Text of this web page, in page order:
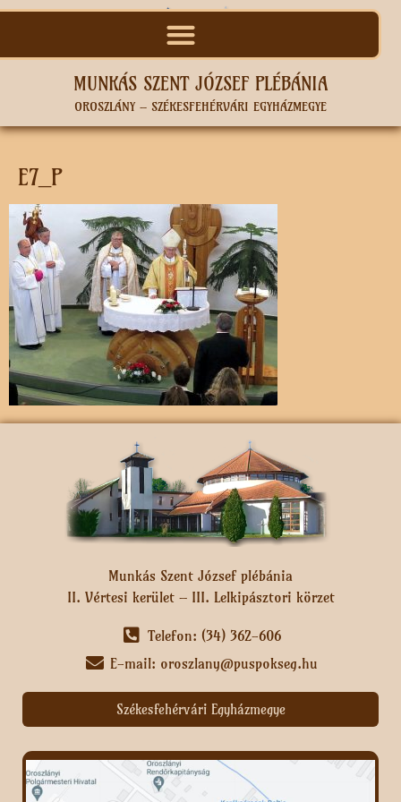
MUNKÁS SZENT JÓZSEF PLÉBÁNIA
OROSZLÁNY – SZÉKESFEHÉRVÁRI EGYHÁZMEGYE
E7_P
Munkás Szent József plébánia
II. Vértesi kerület – III. Lelkipásztori körzet
Telefon: (34) 362-606
E-mail: oroszlany@puspokseg.hu
Székesfehérvári Egyházmegye